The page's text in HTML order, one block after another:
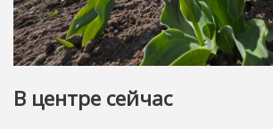
В центре сейчас